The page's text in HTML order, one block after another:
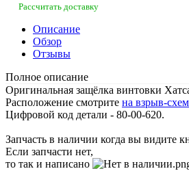
Рассчитать доставку
Описание
Обзор
Отзывы
Полное описание
Оригинальная защёлка винтовки
Расположение смотрите на взрыв-
Цифровой код детали - 80-00-620.
Запчасть в наличии когда вы видите
Если запчасти нет,
то так и написано